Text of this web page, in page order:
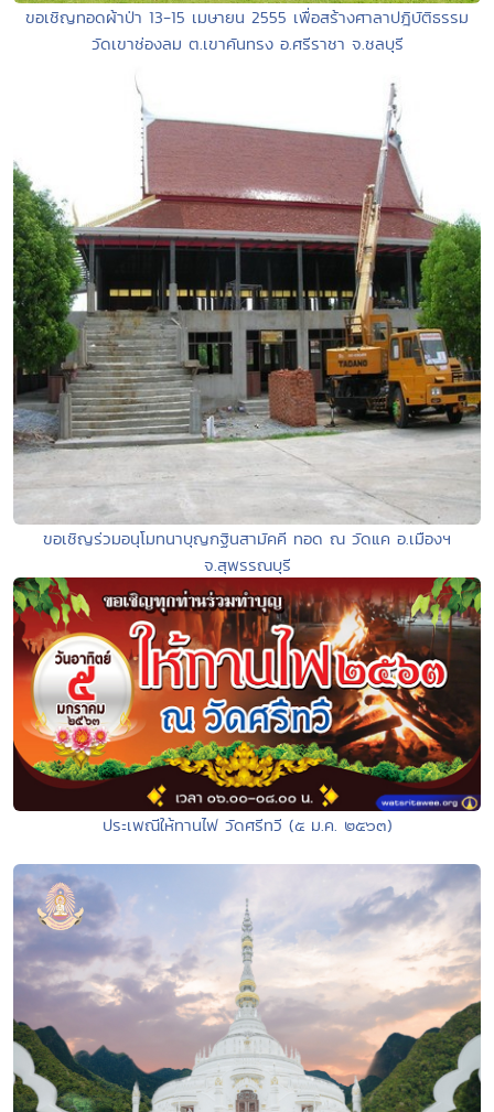
ขอเชิญทอดผ้าป่า 13-15 เมษายน 2555 เพื่อสร้างศาลาปฎิบัติธรรม
วัดเขาช่องลม ต.เขาคันทรง อ.ศรีราชา จ.ชลบุรี
ขอเชิญร่วมอนุโมทนาบุญกฐินสามัคคี ทอด ณ วัดแค อ.เมืองฯ
จ.สุพรรณบุรี
ประเพณีให้ทานไฟ วัดศรีทวี (๕ ม.ค. ๒๕๖๓)